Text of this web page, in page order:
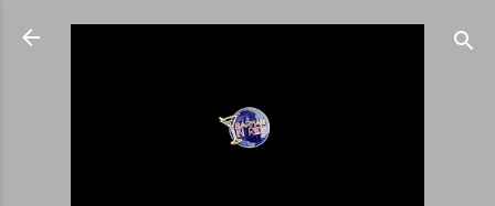
Ir al contenido principal